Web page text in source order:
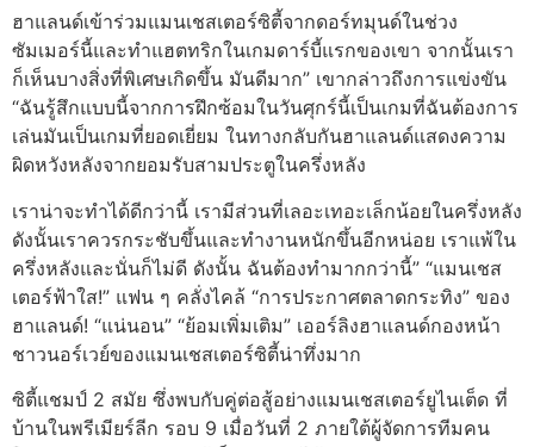
ฮาแลนด์เข้าร่วมแมนเชสเตอร์ซิตี้จากดอร์ทมุนด์ในช่วง
ซัมเมอร์นี้และทำแฮตทริกในเกมดาร์บี้แรกของเขา จากนั้นเรา
ก็เห็นบางสิ่งที่พิเศษเกิดขึ้น มันดีมาก” เขากล่าวถึงการแข่งขัน
“ฉันรู้สึกแบบนี้จากการฝึกซ้อมในวันศุกร์นี้เป็นเกมที่ฉันต้องการ
เล่นมันเป็นเกมที่ยอดเยี่ยม ในทางกลับกันฮาแลนด์แสดงความ
ผิดหวังหลังจากยอมรับสามประตูในครึ่งหลัง
เราน่าจะทำได้ดีกว่านี้ เรามีส่วนที่เลอะเทอะเล็กน้อยในครึ่งหลัง
ดังนั้นเราควรกระชับขึ้นและทำงานหนักขึ้นอีกหน่อย เราแพ้ใน
ครึ่งหลังและนั่นก็ไม่ดี ดังนั้น ฉันต้องทำมากกว่านี้” “แมนเชส
เตอร์ฟ้าใส!” แฟน ๆ คลั่งไคล้ “การประกาศตลาดกระทิง” ของ
ฮาแลนด์! “แน่นอน” “ย้อมเพิ่มเติม” เออร์ลิงฮาแลนด์กองหน้า
ชาวนอร์เวย์ของแมนเชสเตอร์ซิตี้น่าทึ่งมาก
ซิตี้แชมป์ 2 สมัย ซึ่งพบกับคู่ต่อสู้อย่างแมนเชสเตอร์ยูไนเต็ด ที่
บ้านในพรีเมียร์ลีก รอบ 9 เมื่อวันที่ 2 ภายใต้ผู้จัดการทีมคน